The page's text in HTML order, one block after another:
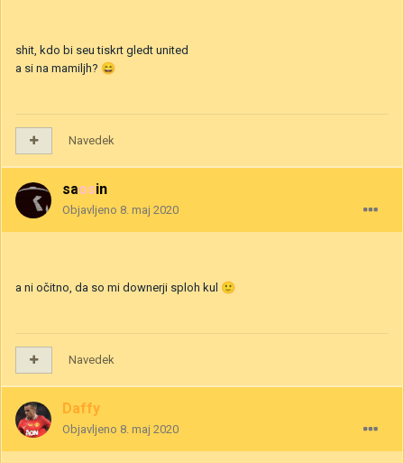
shit, kdo bi seu tiskrt gledt united
a si na mamiljh? 😄
Navedek
saosin
Objavljeno 8. maj 2020
a ni očitno, da so mi downerji sploh kul 🙂
Navedek
Daffy
Objavljeno 8. maj 2020